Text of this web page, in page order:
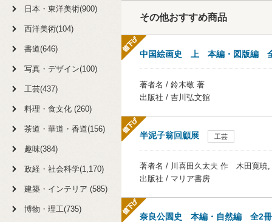
日本・東洋美術(900)
西洋美術(104)
書道(646)
写真・デザイン(100)
工芸(437)
料理・食文化 (260)
茶道・華道・香道(156)
趣味(384)
政経・社会科学(1,170)
建築・インテリア (585)
博物・理工(735)
その他おすすめ商品
中国絵画史 上 本編・図版編
著者名 / 鈴木敬 著
出版社 / 吉川弘文館
半泥子翁回顧展 工芸
著者名 / 川喜田久太夫 作 木田寛暁,
出版社 / マリア書房
奈良公園史 本編・自然編 全2